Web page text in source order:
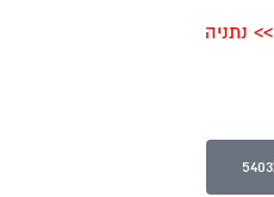
>> נתניה
5403